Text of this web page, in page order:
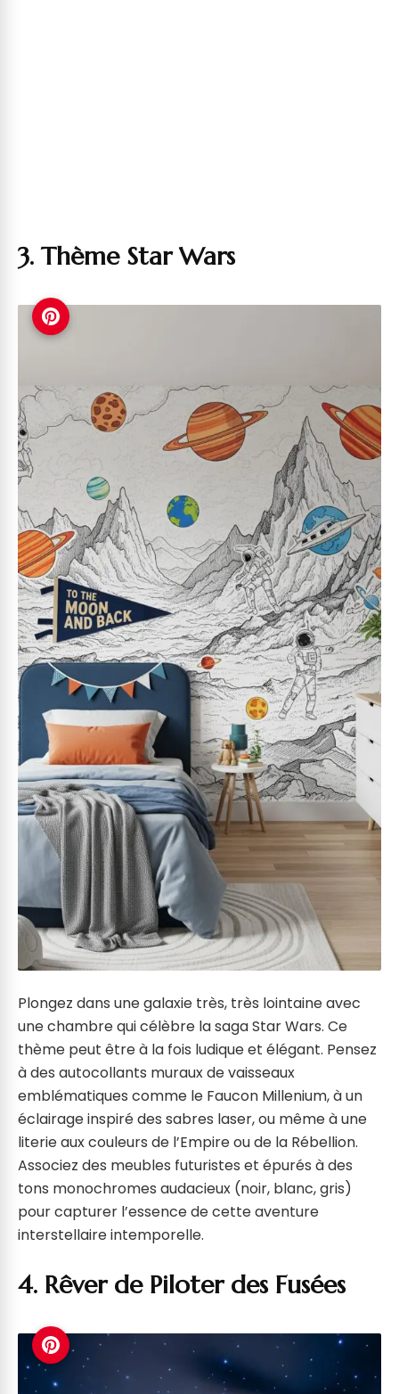
3. Thème Star Wars
Plongez dans une galaxie très, très lointaine avec
une chambre qui célèbre la saga Star Wars. Ce
thème peut être à la fois ludique et élégant. Pensez
à des autocollants muraux de vaisseaux
emblématiques comme le Faucon Millenium, à un
éclairage inspiré des sabres laser, ou même à une
literie aux couleurs de l’Empire ou de la Rébellion.
Associez des meubles futuristes et épurés à des
tons monochromes audacieux (noir, blanc, gris)
pour capturer l’essence de cette aventure
interstellaire intemporelle.
4. Rêver de Piloter des Fusées